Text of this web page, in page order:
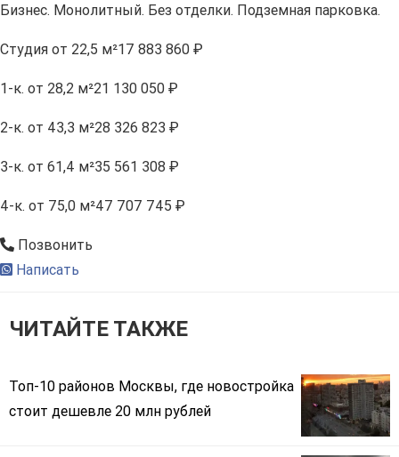
Бизнес. Монолитный. Без отделки. Подземная парковка.
Студия от 22,5 м²17 883 860 ₽
1-к. от 28,2 м²21 130 050 ₽
2-к. от 43,3 м²28 326 823 ₽
3-к. от 61,4 м²35 561 308 ₽
4-к. от 75,0 м²47 707 745 ₽
Позвонить
Написать
ЧИТАЙТЕ ТАКЖЕ
Топ-10 районов Москвы, где новостройка
стоит дешевле 20 млн рублей